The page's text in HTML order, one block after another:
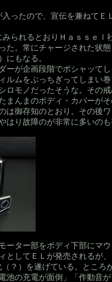
ったので、宣伝を兼ねてＥ
みられるとおりＨａｓｓｅｌ
た。常にチャージされた状
にもなる。
ーが企画段階でポシャッて
ルムをぶっちぎってしまい
ロモノだったそうな。その
まんまのボディ・カバーが
は御存知のとおり。その後
はり故障のが非常に多いの
ーター部をボディ下部にマ
としてＥＬが発売されるが
？）を遂げている。ところ
池の充電が面倒」「作動音